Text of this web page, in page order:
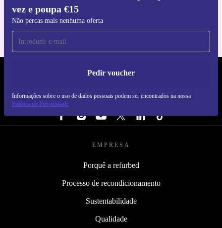
vez e poupa €15
Não percas mais nenhuma oferta
Pedir voucher
Informações sobre o uso de dados pessoais podem ser encontrados na nossa
Política de Privacidade
Para iOS e Android
REFURBED PORTUGAL - RETHINK NEW.
SEGUE-NOS
EMPRESA
Porquê a refurbed
Processo de recondicionamento
Sustentabilidade
Qualidade